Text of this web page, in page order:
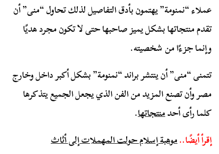
عملاء “نمنومة” يهتمون بأدق التفاصيل لذلك تحاول “منى” أن
تقدم منتجاتها بشكل يميز صاحبها حتى لا تكون مجرد هديًا
وإنما جزءًا من شخصيته.
تتمنى “منى” أن ينتشر براند “نمنومة” بشكل أكبر داخل وخارج
مصر وأن تصنع المزيد من الفن الذي يجعل الجميع يتذكرها
كلما رأى أحدمنتجاتها.
إقرأ أيضًا..موهبة إسلام حولت المهملات إلى أثاث